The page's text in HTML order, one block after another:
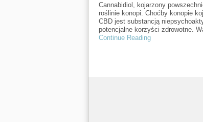
Cannabidiol, kojarzony
roślinie konopi. Choćby konopie
CBD jest substancją
potencjalne korzyści zdrowotne.
Continue Reading